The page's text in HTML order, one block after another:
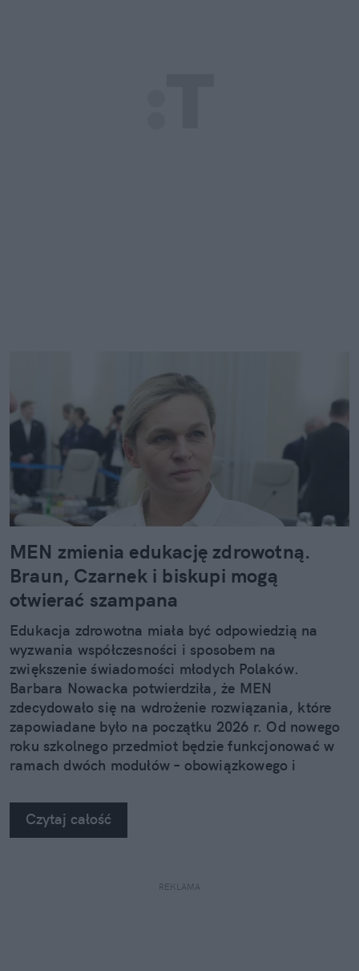
MEN zmienia edukację zdrowotną.
Braun, Czarnek i biskupi mogą
otwierać szampana
Edukacja zdrowotna miała być odpowiedzią na
wyzwania współczesności i sposobem na
zwiększenie świadomości młodych Polaków.
Barbara Nowacka potwierdziła, że MEN
zdecydowało się na wdrożenie rozwiązania, które
zapowiadane było na początku 2026 r. Od nowego
roku szkolnego przedmiot będzie funkcjonować w
ramach dwóch modułów – obowiązkowego i
Czytaj całość
REKLAMA